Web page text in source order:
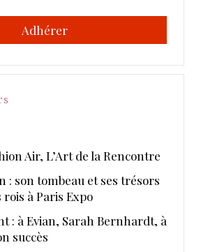
Adhérer
Air, ​L’Art de la Rencontre
: son tombeau et ses trésors
à Paris Expo
: à Evian, Sarah Bernhardt, à
succès